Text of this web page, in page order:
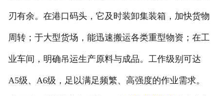
福建电动葫芦
福建电动轨道平车
刃有余。在港口码头，它及时装卸集装箱，加快货物
周转；于大型货场，能迅速搬运各类重型物资；在工
业车间，明确吊运生产原料与成品。工作级别可达
A5级、A6级，足以满足频繁、高强度的作业需求。​